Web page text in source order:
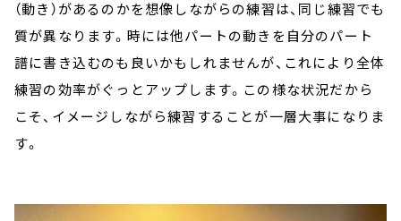
（動き）があるのかを想像しながらの練習は、同じ練習でも
質が異なります。時には他パートの動きを自分のパート
譜に書き込むのも良いかもしれませんが、これにより全体
練習の効率がぐっとアップします。この様な状況だから
こそ、イメージしながら練習することが一層大事になりま
す。